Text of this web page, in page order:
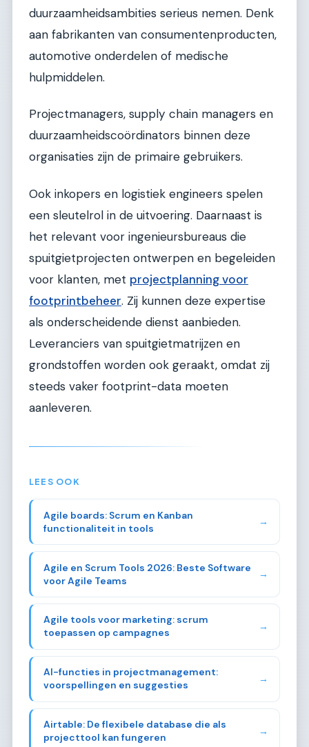
duurzaamheidsambities serieus nemen. Denk
aan fabrikanten van consumentenproducten,
automotive onderdelen of medische
hulpmiddelen.
Projectmanagers, supply chain managers en
duurzaamheidscoördinators binnen deze
organisaties zijn de primaire gebruikers.
Ook inkopers en logistiek engineers spelen
een sleutelrol in de uitvoering. Daarnaast is
het relevant voor ingenieursbureaus die
spuitgietprojecten ontwerpen en begeleiden
voor klanten, met projectplanning voor
footprintbeheer. Zij kunnen deze expertise
als onderscheidende dienst aanbieden.
Leveranciers van spuitgietmatrijzen en
grondstoffen worden ook geraakt, omdat zij
steeds vaker footprint-data moeten
aanleveren.
LEES OOK
Agile boards: Scrum en Kanban
functionaliteit in tools
→
Agile en Scrum Tools 2026: Beste Software
voor Agile Teams
→
Agile tools voor marketing: scrum
toepassen op campagnes
→
AI-functies in projectmanagement:
voorspellingen en suggesties
→
Airtable: De flexibele database die als
projecttool kan fungeren
→